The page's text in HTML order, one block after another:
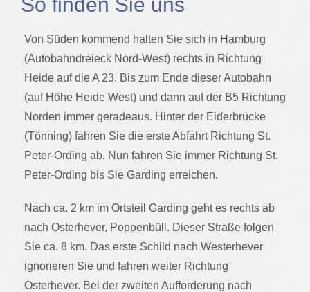
Von Süden kommend halten Sie sich in Hamburg
(Autobahndreieck Nord-West) rechts in Richtung
Heide auf die A 23. Bis zum Ende dieser Autobahn
(auf Höhe Heide West) und dann auf der B5 Richtung
Norden immer geradeaus. Hinter der Eiderbrücke
(Tönning) fahren Sie die erste Abfahrt Richtung St.
Peter-Ording ab. Nun fahren Sie immer Richtung St.
Peter-Ording bis Sie Garding erreichen.
Nach ca. 2 km im Ortsteil Garding geht es rechts ab
nach Osterhever, Poppenbüll. Dieser Straße folgen
Sie ca. 8 km. Das erste Schild nach Westerhever
ignorieren Sie und fahren weiter Richtung
Osterhever. Bei der zweiten Aufforderung nach